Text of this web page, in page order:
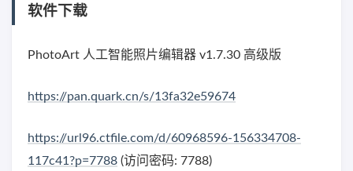
软件下载
PhotoArt 人工智能照片编辑器 v1.7.30 高级版
https://pan.quark.cn/s/13fa32e59674
https://url96.ctfile.com/d/60968596-156334708-
117c41?p=7788 (访问密码: 7788)